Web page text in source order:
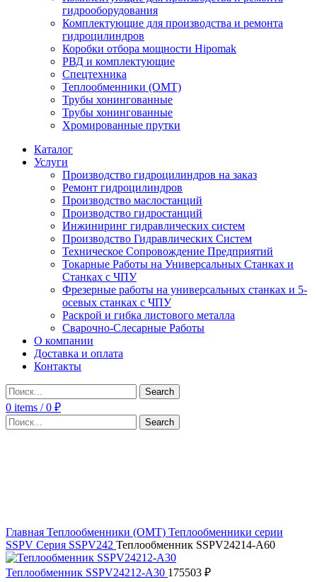
гидрооборудования
Комплектующие для производства и ремонта
гидроцилиндров
Коробки отбора мощности Hipomak
РВД и комплектующие
Спецтехника
Теплообменники (OMT)
Трубы хонингованные
Трубы хонингованные
Хромированные прутки
Каталог
Услуги
Производство гидроцилиндров на заказ
Ремонт гидроцилиндров
Производство маслостанций
Производство гидростанций
Инжиниринг гидравлических систем
Производство Гидравлических Систем
Техническое Сопровождение Предприятий
Токарные Работы на Универсальных Станках и
Станках с ЧПУ
Фрезерные работы на универсальных станках и 5-
осевых станках с ЧПУ
Раскрой и гибка листового металла
Сварочно-Слесарные Работы
О компании
Доставка и оплата
Контакты
Search
0 items / 0 ₽
Search
Главная Теплообменники (OMT) Теплообменники серии
SSPV Серия SSPV242 Теплообменник SSPV24214-A60
Теплообменник SSPV24212-A30 175503 ₽